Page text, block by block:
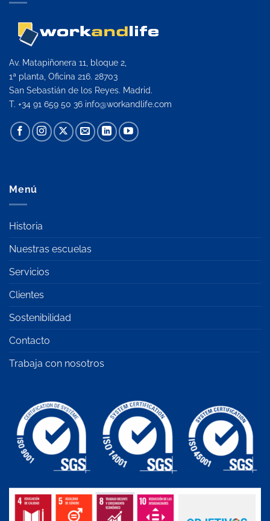
Av. Matapiñonera 11, bloque 2,
1ª planta, Oficina 216. 28703
San Sebastián de los Reyes. Madrid.
T. +34 91 659 50 36 info@workandlife.com
Menú
Historia
Nuestras escuelas
Servicios
Clientes
Sostenibilidad
Contacto
Trabaja con nosotros